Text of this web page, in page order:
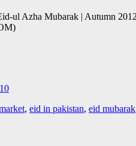
ul Azha Mubarak | Autumn
, eid in pakistan, eid mubarak